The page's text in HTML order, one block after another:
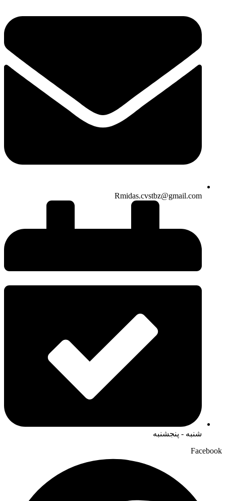
Rmidas.cvstbz@gmail.com
شنبه - پنجشنبه
Facebook